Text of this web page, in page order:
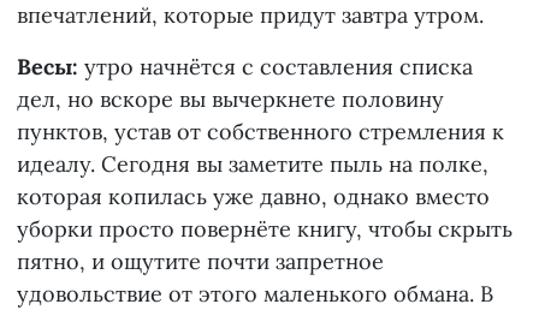
впечатлений, которые придут завтра утром.
Весы: утро начнётся с составления списка
дел, но вскоре вы вычеркнете половину
пунктов, устав от собственного стремления к
идеалу. Сегодня вы заметите пыль на полке,
которая копилась уже давно, однако вместо
уборки просто повернёте книгу, чтобы скрыть
пятно, и ощутите почти запретное
удовольствие от этого маленького обмана. В